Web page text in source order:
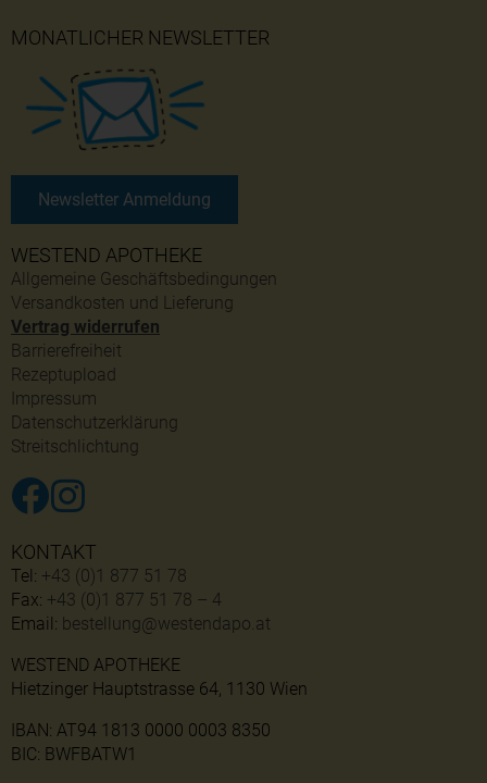
WESTEND APOTHEKE
Allgemeine Geschäftsbedingungen
Versandkosten und Lieferung
Vertrag widerrufen
Barrierefreiheit
Rezeptupload
Impressum
Datenschutzerklärung
Streitschlichtung
MONATLICHER NEWSLETTER
Newsletter Anmeldung
KONTAKT
Tel: +43 (0)1 877 51 78
Fax: +43 (0)1 877 51 78 – 4
Email: bestellung@westendapo.at
WESTEND APOTHEKE
Hietzinger Hauptstrasse 64, 1130 Wien
IBAN: AT94 1813 0000 0003 8350
BIC: BWFBATW1